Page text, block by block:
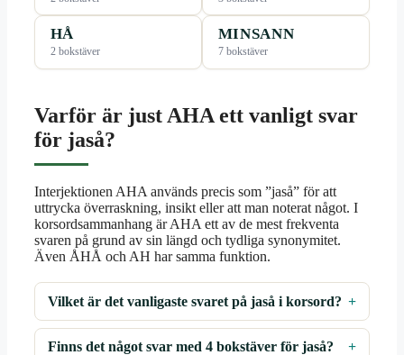
HÅ
2 bokstäver
MINSANN
7 bokstäver
Varför är just AHA ett vanligt svar
för jaså?
Interjektionen AHA används precis som ”jaså” för att
uttrycka överraskning, insikt eller att man noterat något. I
korsordsammanhang är AHA ett av de mest frekventa
svaren på grund av sin längd och tydliga synonymitet.
Även ÅHÅ och AH har samma funktion.
Vilket är det vanligaste svaret på jaså i korsord?
Finns det något svar med 4 bokstäver för jaså?